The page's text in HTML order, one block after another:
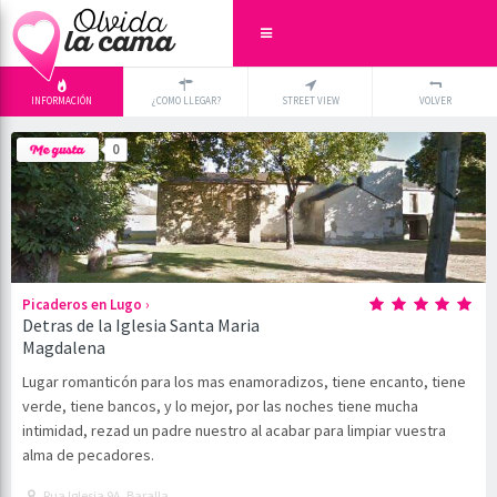
INFORMACIÓN ¿COMO LLEGAR? STREET VIEW VOLVER
0
Picaderos en Lugo ›
Detras de la Iglesia Santa Maria
Magdalena
Lugar romanticón para los mas enamoradizos, tiene encanto, tiene
verde, tiene bancos, y lo mejor, por las noches tiene mucha
intimidad, rezad un padre nuestro al acabar para limpiar vuestra
alma de pecadores.
-